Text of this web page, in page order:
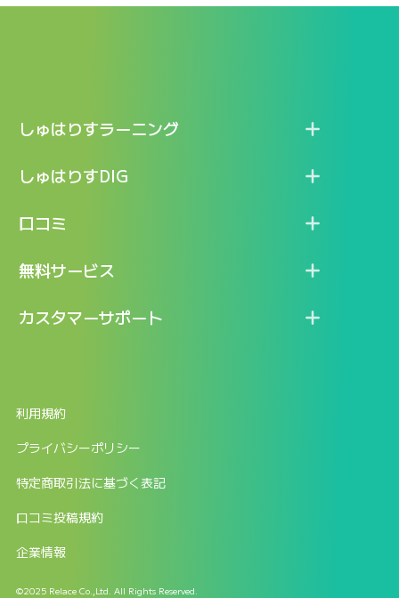
しゅはりすラーニング
特長
料金
新着情報
ログイン
しゅはりすDIG
記事一覧
口コミ
口コミ一覧
無料サービス
LINEで『Iパス ならし学習』
カスタマーサポート
返金申請フォーム
利用規約
プライバシーポリシー
特定商取引法に基づく表記
口コミ投稿規約
企業情報
©2025 Relace Co.,Ltd. All Rights Reserved.